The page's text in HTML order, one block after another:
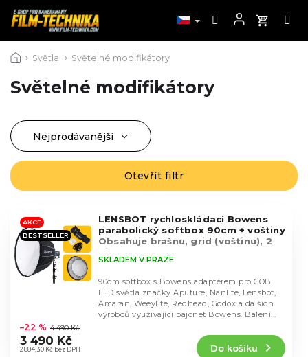
na
Světla Světelné modifikátory
Světelné modifikátory
Ř
a
z
e
p
r
o
Nejprodávanější
Nejlevnější
Otevřít filtr
V
s
p
AKCE
BESTSELLER
LENSBOT rychloskládací Bowens
parabolický softbox 90cm + voštiny
Obsahuje brašnu, grid (voštinu), 2
difuzní látky
hodnocení
produktu
je
SKLADEM V PRAZE
2 884,30 Kč bez DPH
–22 % 4 490 Kč
3 490 Kč
Do košíku
90cm softbox s Bowens adaptérem pro COB
LED světla značky Aputure, Nanlite, Lensbot,
Amaran, Weeylite, Redhead, Godox a dalších
výrobců využívající bajonet Bowens. Balení...